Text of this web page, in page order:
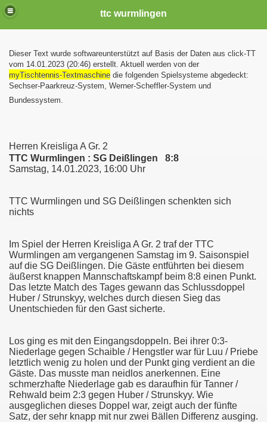
ttc wurmlingen
Dieser Text wurde softwareunterstützt auf Basis der Daten aus click-TT
vom 14.01.2023 (20:46) erstellt. Aktuell werden von der
myTischtennis-Textmaschine die folgenden Spielsysteme abgedeckt:
Sechser-Paarkreuz-System, Werner-Scheffler-System und
Bundessystem.
Herren Kreisliga A Gr. 2
TTC Wurmlingen : SG Deißlingen 8:8
Samstag, 14.01.2023, 16:00 Uhr
TTC Wurmlingen und SG Deißlingen schenkten sich
nichts
Im Spiel der Herren Kreisliga A Gr. 2 traf der TTC
Wurmlingen am vergangenen Samstag im 9. Saisonspiel
auf die SG Deißlingen. Die Gäste entführten bei diesem
äußerst knappen Mannschaftskampf beim 8:8 einen Punkt.
Das letzte Match des Tages gewann das Schlussdoppel
Huber / Strunskyy, welches durch diesen Sieg das
Unentschieden für den Gast sicherte.
Los ging es mit den Eingangsdoppeln. Bei ihrer 0:3-
Niederlage gegen Schaible / Hengstler war für Luu / Priebe
letztlich wenig zu holen und der Punkt ging verdient an die
Gäste. Das musste man neidlos anerkennen. Eine
schmerzhafte Niederlage gab es daraufhin für Tanner /
Rehwald beim 2:3 gegen Huber / Strunskyy. Wie
ausgeglichen dieses Doppel war, zeigt auch der fünfte
Satz, der sehr knapp mit nur zwei Bällen Differenz ausging.